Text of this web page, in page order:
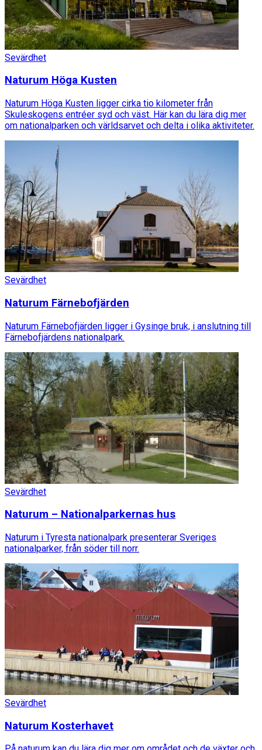
Sevärdhet
Naturum Höga Kusten
Naturum Höga Kusten ligger cirka tio kilometer från
Skuleskogens entréer syd och väst. Här kan du lära dig mer
om nationalparken och världsarvet och delta i olika aktiviteter.
Sevärdhet
Naturum Färnebofjärden
Naturum Färnebofjärden ligger i Gysinge bruk, i anslutning till
Färnebofjärdens nationalpark.
Sevärdhet
Naturum – Nationalparkernas hus
Naturum i Tyresta nationalpark presenterar Sveriges
nationalparker, från söder till norr.
Sevärdhet
Naturum Kosterhavet